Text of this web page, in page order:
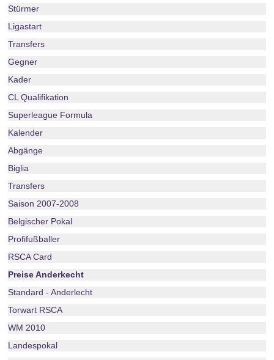
Stürmer
Ligastart
Transfers
Gegner
Kader
CL Qualifikation
Superleague Formula
Kalender
Abgänge
Biglia
Transfers
Saison 2007-2008
Belgischer Pokal
Profifußballer
RSCA Card
Preise Anderkecht
Standard - Anderlecht
Torwart RSCA
WM 2010
Landespokal